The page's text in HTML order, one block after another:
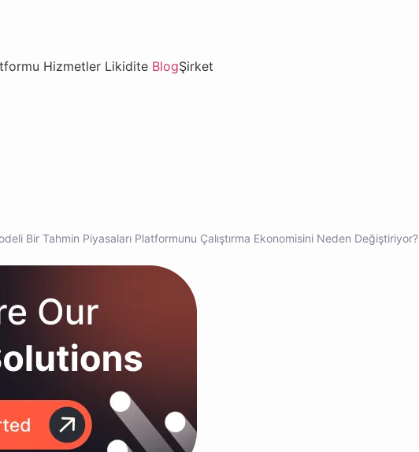
Hizmetler Likidite BlogŞirket
Bir Tahmin Piyasaları Platformunu Çalıştırma Ekonomisini Neden Değiştiriyor?